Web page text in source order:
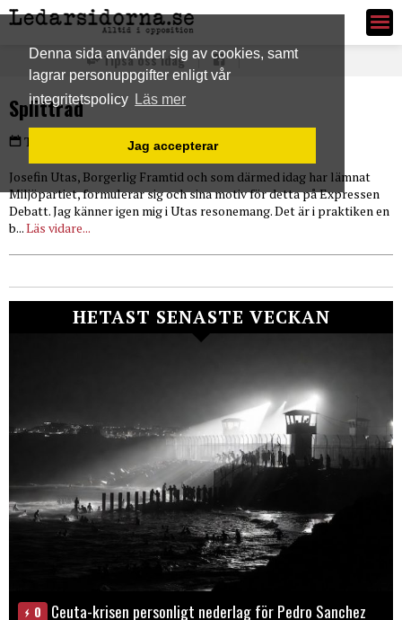
Denna sida använder sig av cookies, samt
lagrar personuppgifter enligt vår
integritetspolicy Läs mer
Jag accepterar
Ledarsidorna.se
Tipsa oss idag
Splittrad
Torsdag 11 feb 2016 PLUS
Josefin Utas, Borgerlig Framtid och som därmed idag har lämnat
Miljöpartiet, formulerar sig och sina motiv för detta på Expressen
Debatt. Jag känner igen mig i Utas resonemang. Det är i praktiken en
b...Läs vidare...
HETAST SENASTE VECKAN
0 Ceuta-krisen personligt nederlag för Pedro Sanchez